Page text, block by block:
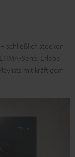
schließlich stecken
Serie. Erlebe
mit kräftigem